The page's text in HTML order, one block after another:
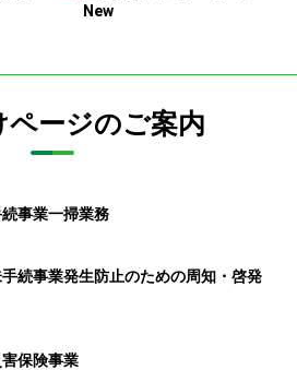
New
ページのご案内
事業一掃業務
続事業発生防止のための周知・啓発
保険事業